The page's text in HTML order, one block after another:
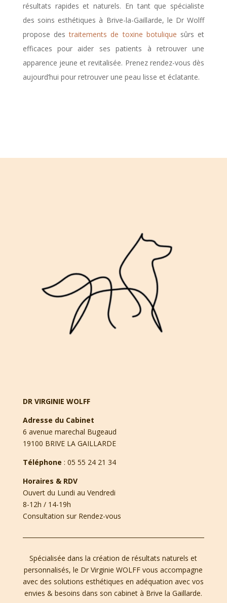
résultats rapides et naturels. En tant que spécialiste
des soins esthétiques à Brive-la-Gaillarde, le Dr Wolff
propose destraitements de toxine botulique sûrs et
efficaces pour aider ses patients à retrouver une
apparence jeune et revitalisée. Prenez rendez-vous dès
aujourd’hui pour retrouver une peau lisse et éclatante.
DR VIRGINIE WOLFF
Adresse du Cabinet
6 avenue marechal Bugeaud
19100 BRIVE LA GAILLARDE
Téléphone : 05 55 24 21 34
Horaires & RDV
Ouvert du Lundi au Vendredi
8-12h / 14-19h
Consultation sur Rendez-vous
Spécialisée dans la création de résultats naturels et
personnalisés, le Dr Virginie WOLFF vous accompagne
avec des solutions esthétiques en adéquation avec vos
envies & besoins dans son cabinet à Brive la Gaillarde.